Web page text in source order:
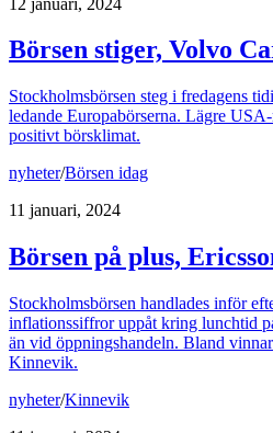
Börsen stiger, Volvo
Stockholmsbörsen steg i fredagens
ledande Europabörserna. Lägre
positivt börsklimat.
nyheter/Börsen idag
11 januari, 2024
Börsen på plus,
Stockholmsbörsen handlades inför
inflationssiffror uppåt kring lunchtid
än vid öppningshandeln. Bland
Kinnevik.
nyheter/Kinnevik